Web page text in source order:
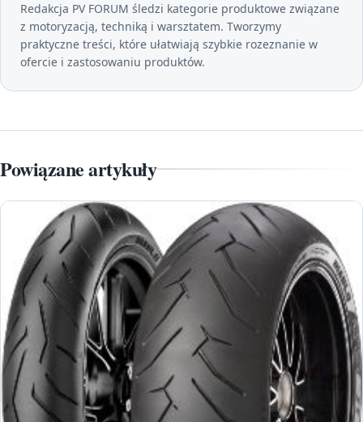
Redakcja PV FORUM śledzi kategorie produktowe związane
z motoryzacją, techniką i warsztatem. Tworzymy
praktyczne treści, które ułatwiają szybkie rozeznanie w
ofercie i zastosowaniu produktów.
Powiązane artykuły